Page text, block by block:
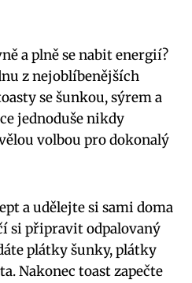
a plně se nabit energií?
z nejoblíbenějších
se šunkou, sýrem a
jednoduše nikdy
volbou pro dokonalý
a udělejte si sami doma
si připravit odpalovaný
plátky šunky, plátky
Nakonec toast zapečte